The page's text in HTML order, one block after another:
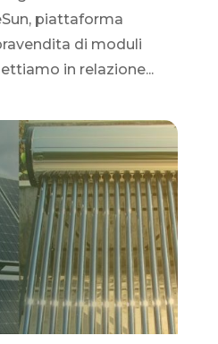
piattaforma
di moduli
in relazione...